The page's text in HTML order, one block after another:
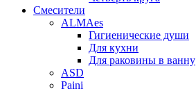
Смесители
ALMAes
Гигиенические души
Для кухни
Для раковины в ванну
ASD
Paini